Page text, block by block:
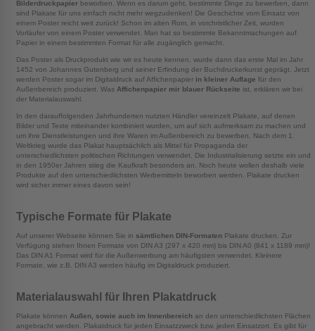
Bilderdruckpapier beworben. Wenn es darum geht, bestimmte Dinge zu bewerben, dann
sind Plakate für uns einfach nicht mehr wegzudenken! Die Geschichte vom Einsatz von
einem Poster reicht weit zurück! Schon im alten Rom, in vorchristlicher Zeit, wurden
Vorläufer von einem Poster verwendet. Man hat so bestimmte Bekanntmachungen auf
Papier in einem bestimmten Format für alle zugänglich gemacht.
Das Poster als Druckprodukt wie wir es heute kennen, wurde dann das erste Mal im Jahr
1452 von Johannes Gutenberg und seiner Erfindung der Buchdruckerkunst geprägt. Jetzt
werden Poster sogar im Digitaldruck auf Affichenpapier in kleiner Auflage für den
Außenbereich produziert. Was Affichenpapier mir blauer Rückseite ist, erklären wir bei
der Materialauswahl.
In den darauffolgenden Jahrhunderten nutzten Händler vereinzelt Plakate, auf denen
Bilder und Texte miteinander kombiniert wurden, um auf sich aufmerksam zu machen und
um ihre Dienstleistungen und ihre Waren im Außenbereich zu bewerben. Nach dem 1.
Weltkrieg wurde das Plakat hauptsächlich als Mittel für Propaganda der
unterschiedlichsten politischen Richtungen verwendet. Die Industrialisierung setzte ein und
in den 1950er Jahren stieg die Kaufkraft besonders an. Noch heute wollen deshalb viele
Produkte auf den unterschiedlichsten Werbemitteln beworben werden. Plakate drucken
wird sicher immer eines davon sein!
Typische Formate für Plakate
Auf unserer Webseite können Sie in sämtlichen DIN-Formaten Plakate drucken. Zur
Verfügung stehen Ihnen Formate von DIN A3 (297 x 420 mm) bis DIN A0 (841 x 1189 mm)!
Das DIN A1 Format wird für die Außenwerbung am häufigsten verwendet. Kleinere
Formate, wie z.B. DIN A3 werden häufig im Digitaldruck produziert.
Materialauswahl für Ihren Plakatdruck
Plakate können Außen, sowie auch im Innenbereich an den unterschiedlichsten Flächen
angebracht werden. Plakatdruck für jeden Einsatzzweck bzw. jeden Einsatzort. Es gibt für